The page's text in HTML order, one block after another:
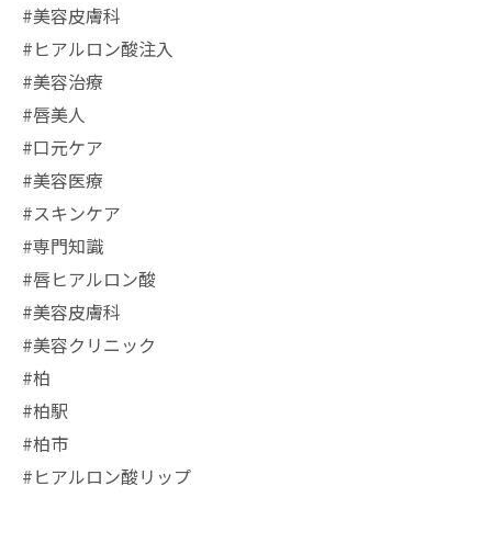
#美容皮膚科
#ヒアルロン酸注入
#美容治療
#唇美人
#口元ケア
#美容医療
#スキンケア
#専門知識
#唇ヒアルロン酸
#美容皮膚科
#美容クリニック
#柏
#柏駅
#柏市
#ヒアルロン酸リップ